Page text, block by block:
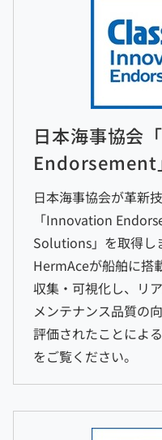
日本海事協会
Endorsement
日本海事協会が革新
「Innovation
Solutions」を取得し
HermAceが船舶に搭
収集・可視化し、リ
メンテナンス品質の
評価されたことによ
をご覧ください。